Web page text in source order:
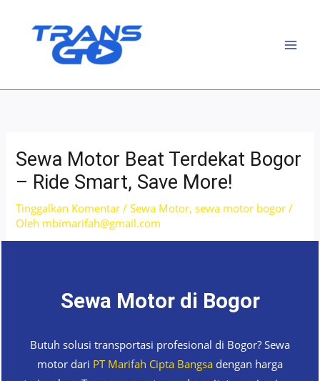
Sewa Motor Beat Terdekat Bogor
– Ride Smart, Save More!
Tinggalkan Komentar /Sewa Motor,sewa motor bogor /
Oleh mbimarifah@gmail.com
Sewa Motor di Bogor
Butuh solusi transportasi profesional di Bogor? Sewa
motor dari PT Marifah Cipta Bangsa dengan harga